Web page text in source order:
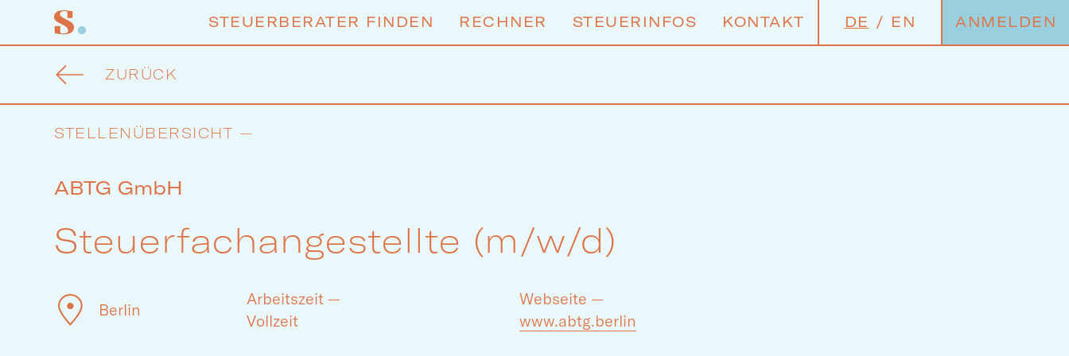
STEUERBERATER FINDEN RECHNER STEUERINFOS KONTAKT DE / EN ANMELDEN
ZURÜCK
STELLENÜBERSICHT —
ABTG GmbH
Steuerfachangestellte (m/w/d)
Berlin
Arbeitszeit —
Vollzeit
Webseite —
www.abtg.berlin